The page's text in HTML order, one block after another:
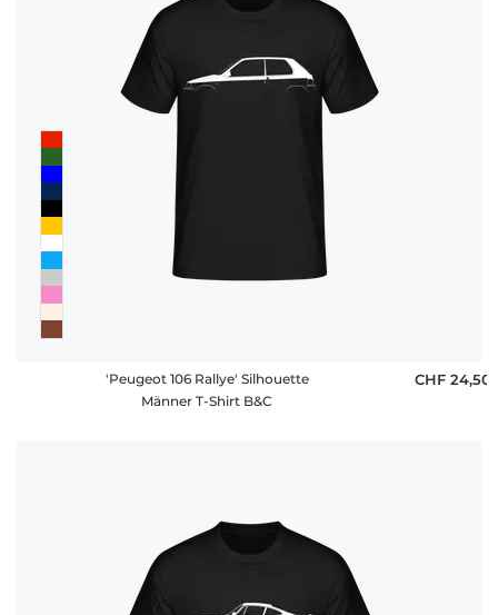
'Peugeot 106 Rallye' Silhouette
Männer T-Shirt B&C
CHF 24,50